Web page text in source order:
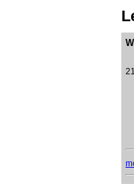
21